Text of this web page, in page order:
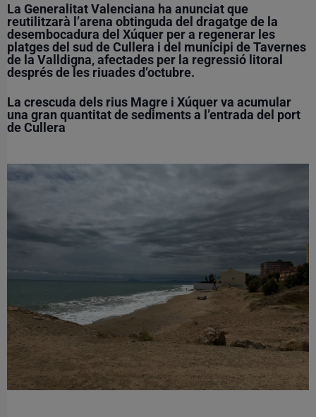
La Generalitat Valenciana ha anunciat que
reutilitzarà l’arena obtinguda del dragatge de la
desembocadura del Xúquer per a regenerar les
platges del sud de Cullera i del municipi de Tavernes
de la Valldigna, afectades per la regressió litoral
després de les riuades d’octubre.
La crescuda dels rius Magre i Xúquer va acumular
una gran quantitat de sediments a l’entrada del port
de Cullera